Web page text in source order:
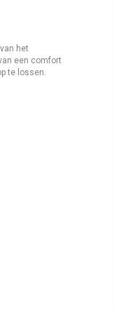
het
een comfort
te lossen.